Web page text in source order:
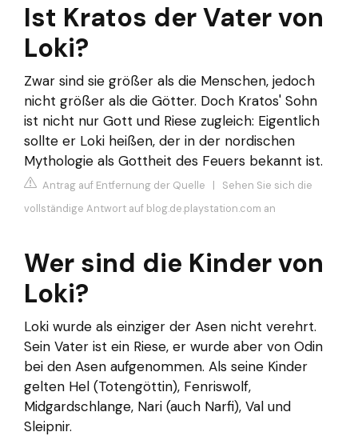
Ist Kratos der Vater von
Loki?
Zwar sind sie größer als die Menschen, jedoch
nicht größer als die Götter. Doch Kratos' Sohn
ist nicht nur Gott und Riese zugleich: Eigentlich
sollte er Loki heißen, der in der nordischen
Mythologie als Gottheit des Feuers bekannt ist.
Antrag auf Entfernung der Quelle | Sehen Sie sich die
vollständige Antwort auf blog.de.playstation.com an
Wer sind die Kinder von
Loki?
Loki wurde als einziger der Asen nicht verehrt.
Sein Vater ist ein Riese, er wurde aber von Odin
bei den Asen aufgenommen. Als seine Kinder
gelten Hel (Totengöttin), Fenriswolf,
Midgardschlange, Nari (auch Narfi), Val und
Sleipnir.